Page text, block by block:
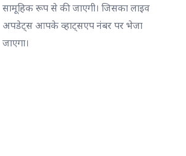
सामूहिक रूप से की जाएगी। जिसका लाइव
अपडेट्स आपके व्हाट्सएप नंबर पर भेजा
जाएगा।